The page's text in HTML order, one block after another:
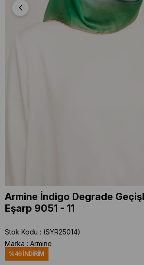
Armine İndigo Degrade
Eşarp 9051 - 11
Stok Kodu
(SYR25014)
Marka : Armine
%46İNDIRIM